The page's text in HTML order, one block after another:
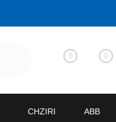
0 0
CHZIRI ABB